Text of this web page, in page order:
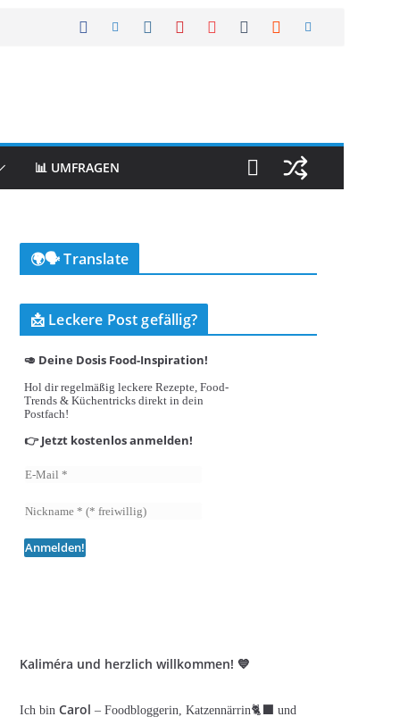
📊 UMFRAGEN
🌍🗣️ Translate
📩 Leckere Post gefällig?
🥑 Deine Dosis Food-Inspiration!
Hol dir regelmäßig leckere Rezepte, Food-
Trends & Küchentricks direkt in dein
Postfach!
👉 Jetzt kostenlos anmelden!
Kaliméra und herzlich willkommen! 💙
Ich bin Carol – Foodbloggerin, Katzennärrin🐈‍⬛ und